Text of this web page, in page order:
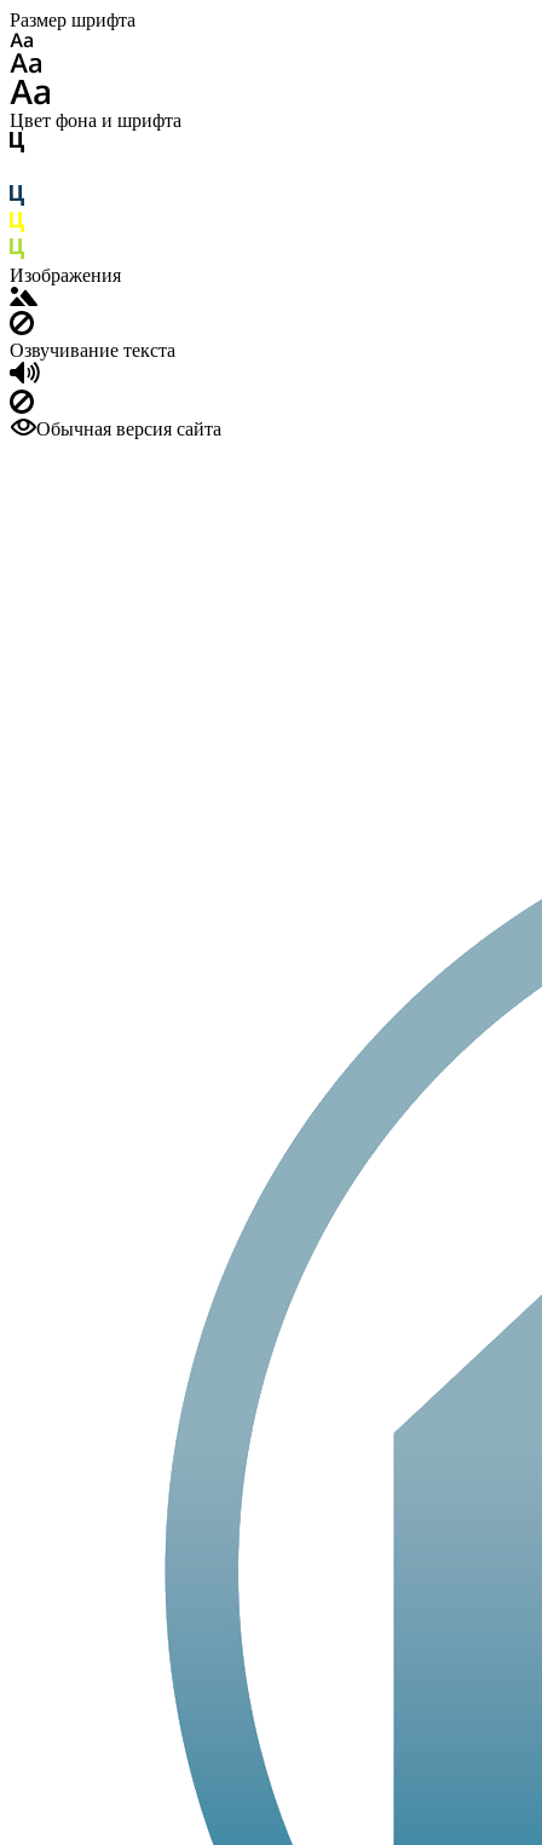
Размер шрифта
Цвет фона и шрифта
Изображения
Озвучивание текста
Обычная версия сайта